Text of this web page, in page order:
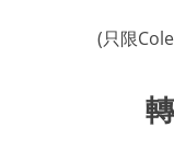
(只限